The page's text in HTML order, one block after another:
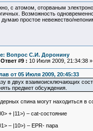
с атомом, оторваным
Возможность
простое невежество/
Вопрос С.И. Доронину
Ответ #9 : 10 Июля 2009, 21:34:38 »
от 05 Июля 2009, 20:45:33
в двух взаимоисключающих
предмет обсуждения.
спина могут находиться в
+ |11>) – cat-состояние
– |10>) – EPR- пара